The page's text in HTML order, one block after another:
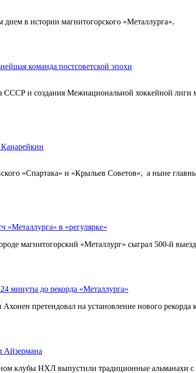
днем в истории магнитогорского «Металлурга».
команда постсоветской эпохи
СССР и создания Межнациональной хоккейной
«Спартака» и «Крыльев Советов», а ныне
в «регулярке»
магнитогорский «Металлург» сыграл 500-й
минуты до рекорда «Металлурга»
претендовал на установление нового рекорда
Айзермана
клубы НХЛ выпустили традиционные альманахи